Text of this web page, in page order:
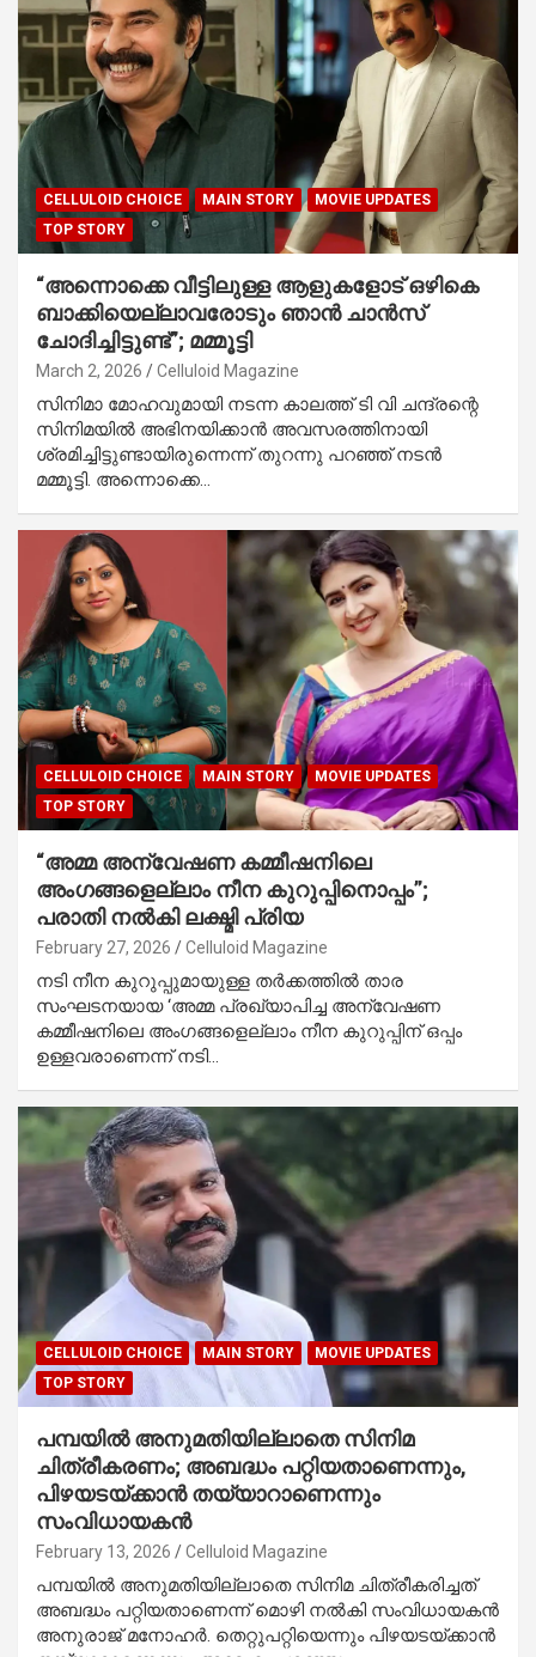
CELLULOID CHOICE MAIN STORY
MOVIE UPDATES
TOP STORY
“അന്നൊക്കെ വീട്ടിലുള്ള ആളുകളോട് ഒഴികെ
ബാക്കിയെല്ലാവരോടും ഞാൻ ചാൻസ്
ചോദിച്ചിട്ടുണ്ട്”; മമ്മൂട്ടി
March 2, 2026 Celluloid Magazine
സിനിമാ മോഹവുമായി നടന്ന കാലത്ത് ടി വി ചന്ദ്രന്റെ
സിനിമയിൽ അഭിനയിക്കാൻ അവസരത്തിനായി
ശ്രമിച്ചിട്ടുണ്ടായിരുന്നെന്ന് തുറന്നു പറഞ്ഞ് നടൻ
മമ്മൂട്ടി. അന്നൊക്കെ…
CELLULOID CHOICE MAIN STORY
MOVIE UPDATES
TOP STORY
“അമ്മ അന്വേഷണ കമ്മീഷനിലെ
അംഗങ്ങളെല്ലാം നീന കുറുപ്പിനൊപ്പം”;
പരാതി നൽകി ലക്ഷ്മി പ്രിയ
February 27, 2026 Celluloid Magazine
നടി നീന കുറുപ്പുമായുള്ള തർക്കത്തിൽ താര
സംഘടനയായ ‘അമ്മ പ്രഖ്യാപിച്ച അന്വേഷണ
കമ്മീഷനിലെ അംഗങ്ങളെല്ലാം നീന കുറുപ്പിന് ഒപ്പം
ഉള്ളവരാണെന്ന് നടി…
CELLULOID CHOICE MAIN STORY
MOVIE UPDATES
TOP STORY
പമ്പയിൽ അനുമതിയില്ലാതെ സിനിമ
ചിത്രീകരണം; അബദ്ധം പറ്റിയതാണെന്നും,
പിഴയടയ്ക്കാൻ തയ്യാറാണെന്നും
സംവിധായകൻ
February 13, 2026 Celluloid Magazine
പമ്പയിൽ അനുമതിയില്ലാതെ സിനിമ ചിത്രീകരിച്ചത്
അബദ്ധം പറ്റിയതാണെന്ന് മൊഴി നൽകി സംവിധായകൻ
അനുരാജ് മനോഹർ. തെറ്റുപറ്റിയെന്നും പിഴയടയ്ക്കാൻ